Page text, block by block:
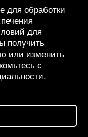
для обработки
для
получить
или изменить
с
.